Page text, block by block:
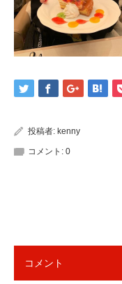
投稿者: kenny
コメント: 0
コメント